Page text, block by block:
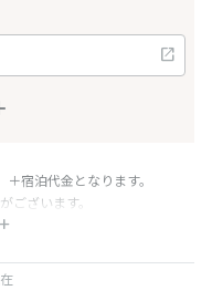
宿泊代金となります。
ございます。
時間ごとに更新されます。最